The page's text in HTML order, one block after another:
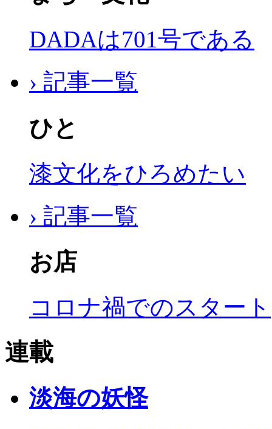
DADAは701号である
› 記事一覧
ひと
漆文化をひろめたい
› 記事一覧
お店
コロナ禍でのスタート
連載
淡海の妖怪